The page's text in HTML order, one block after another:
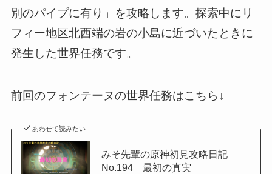
別のパイプに有り」を攻略します。探索中にリ
フィー地区北西端の岩の小島に近づいたときに
発生した世界任務です。
前回のフォンテーヌの世界任務はこちら↓
あわせて読みたい
みそ先輩の原神初見攻略日記
No.194 最初の真実